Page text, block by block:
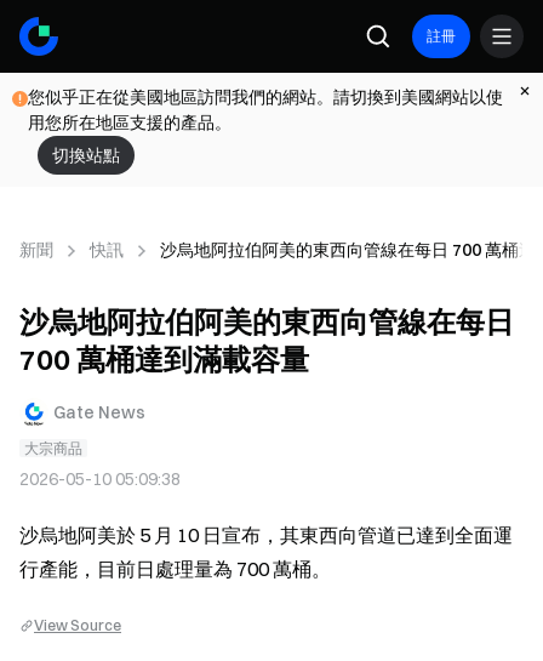
註冊
您似乎正在從美國地區訪問我們的網站。請切換到美國網站以使
用您所在地區支援的產品。
切換站點
新聞 快訊 沙烏地阿拉伯阿美的東西向管線在每日 700 萬桶達
沙烏地阿拉伯阿美的東西向管線在每日
700 萬桶達到滿載容量
Gate News
大宗商品
2026-05-10 05:09:38
沙烏地阿美於 5 月 10 日宣布，其東西向管道已達到全面運
行產能，目前日處理量為 700 萬桶。
View Source